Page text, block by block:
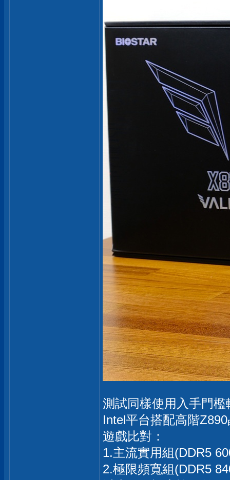
測試同樣使用入手門
Intel平台搭配高階
遊戲比對：
1.主流實用組(DDR5
2.極限頻寬組(DDR5